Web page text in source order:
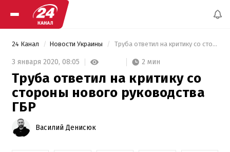
24 Канал Новости Украины Труба ответил на критику со стороны нового руководства ГБР
3 января 2020, 08:05 2 мин
Труба ответил на критику со
стороны нового руководства
ГБР
Василий Денисюк